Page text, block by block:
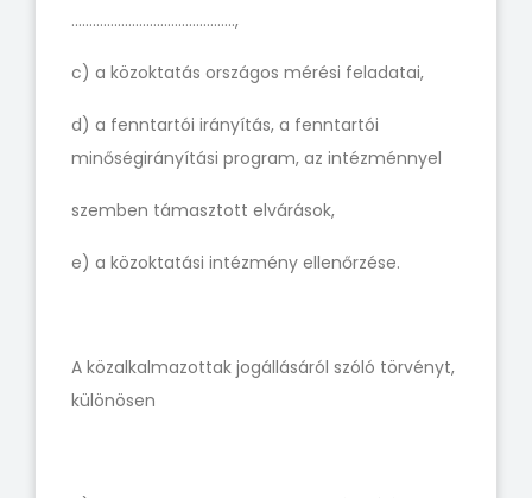
……………………………………….,
c) a közoktatás országos mérési feladatai,
d) a fenntartói irányítás, a fenntartói
minőségirányítási program, az intézménnyel
szemben támasztott elvárások,
e) a közoktatási intézmény ellenőrzése.
A közalkalmazottak jogállásáról szóló törvényt,
különösen